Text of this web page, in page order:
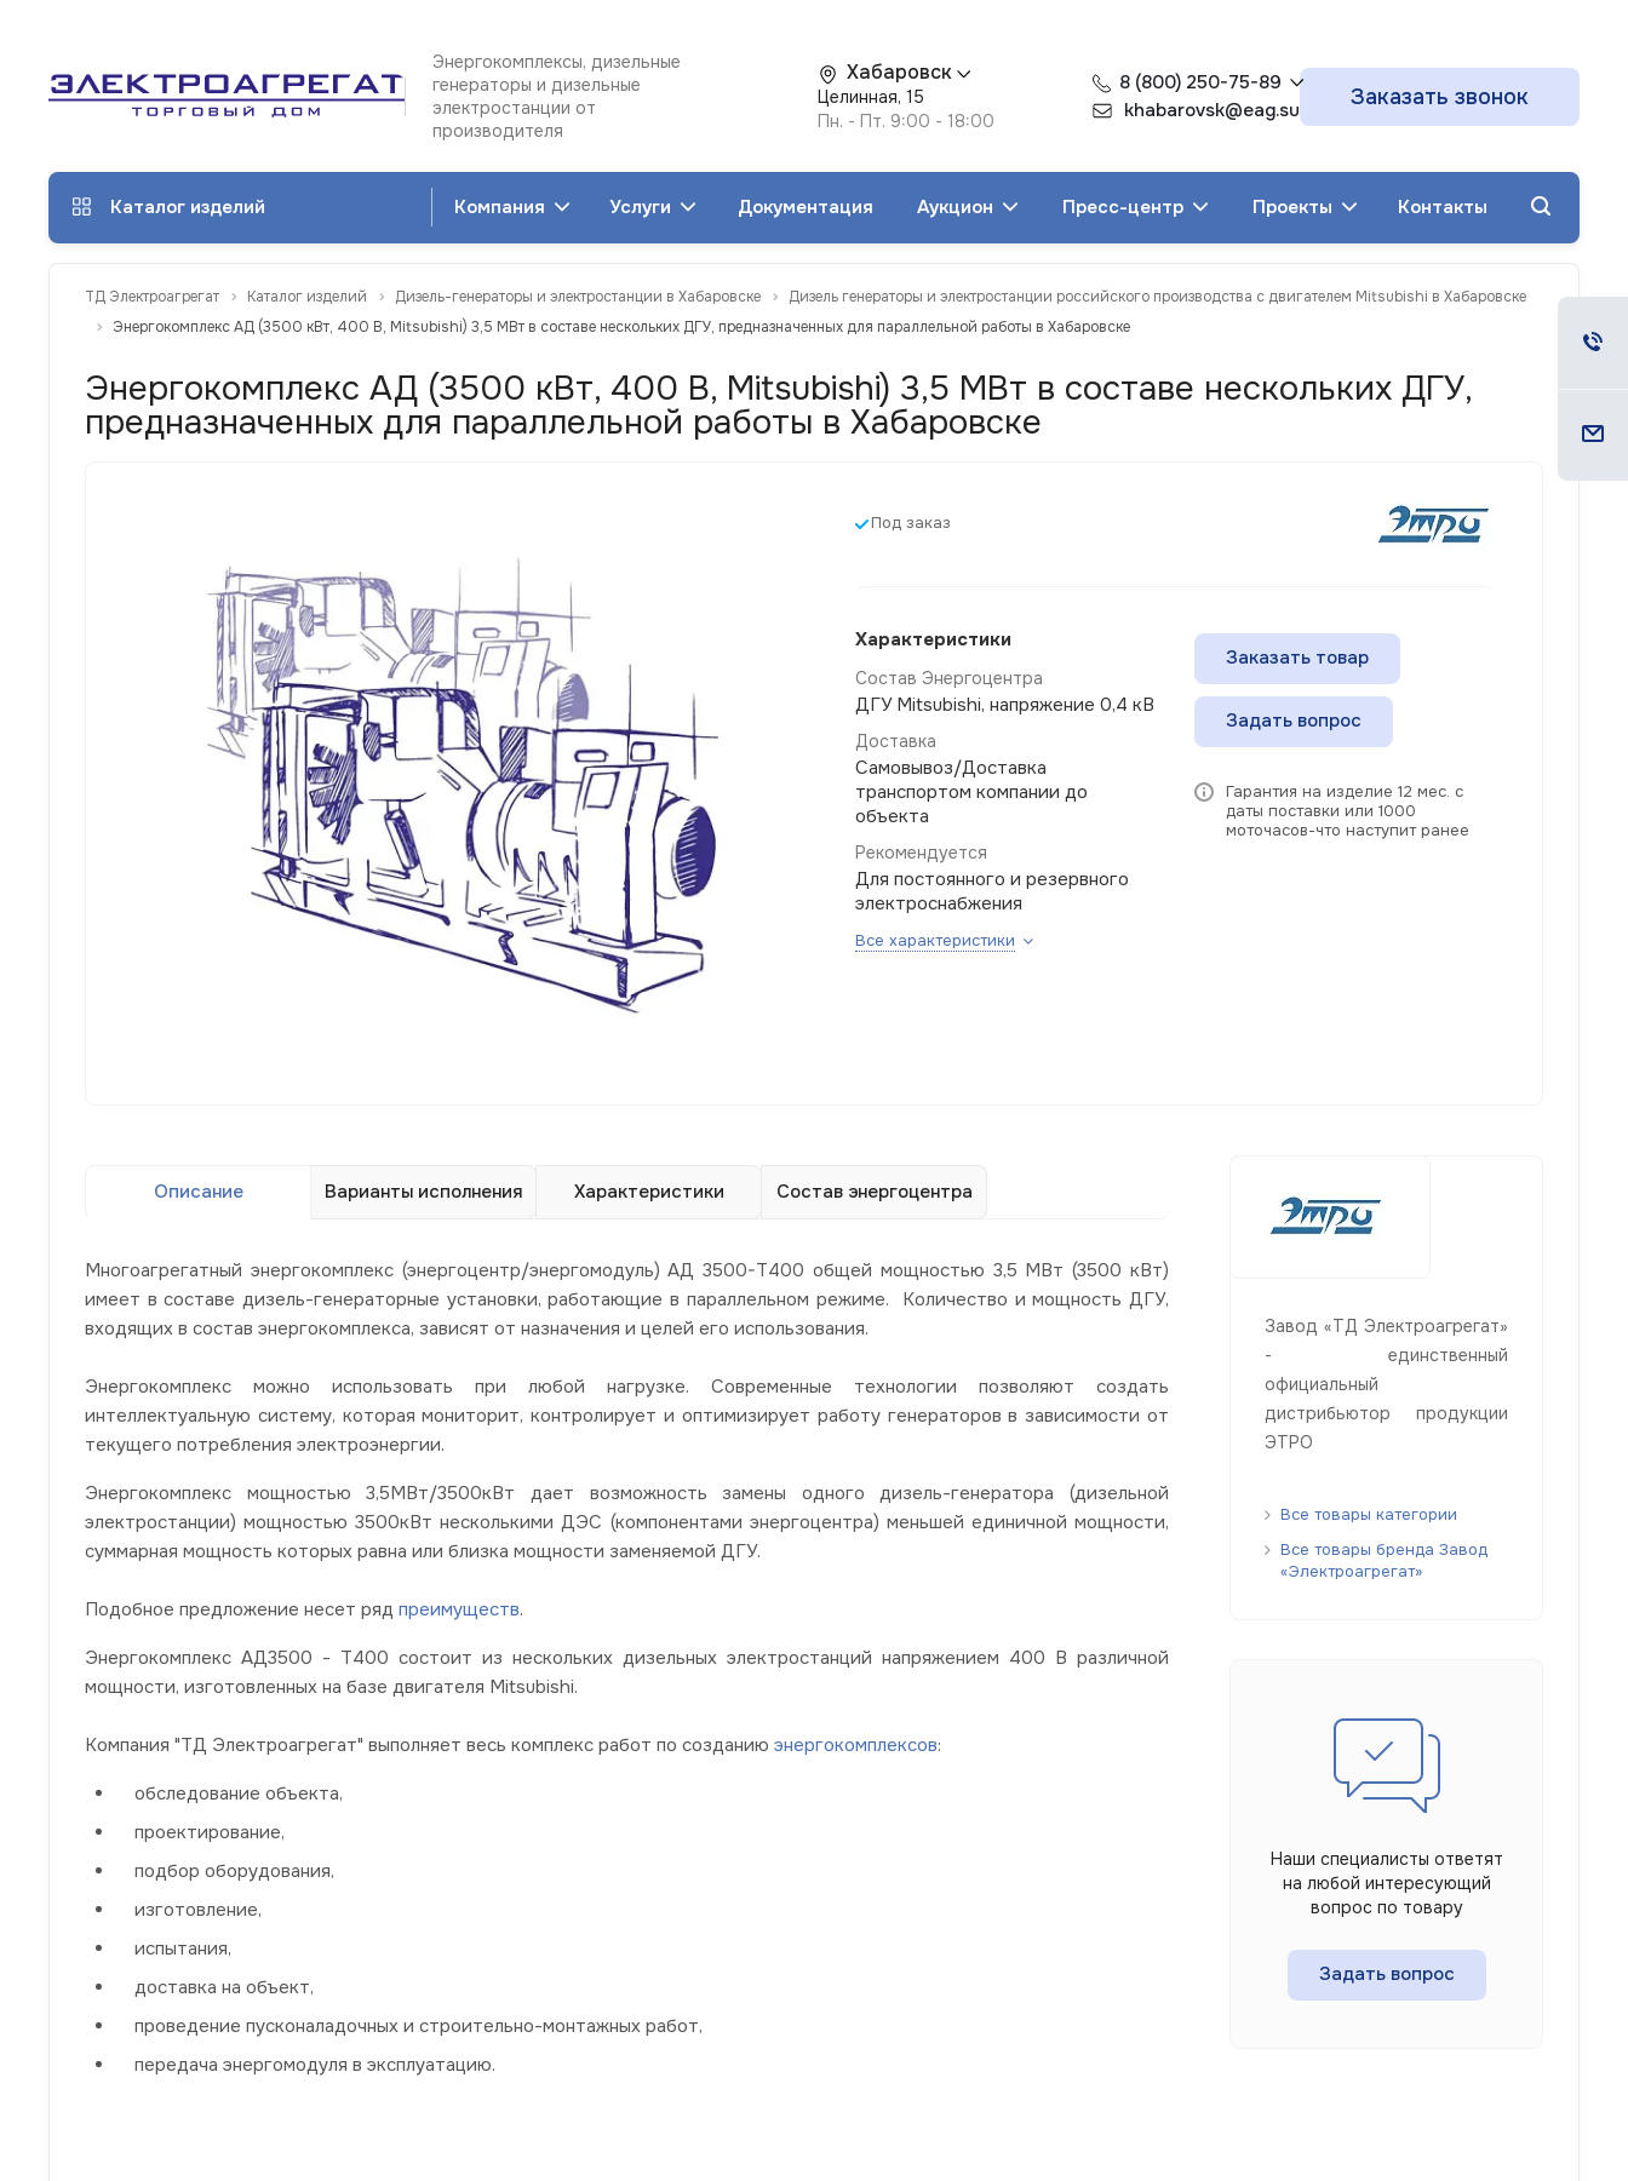
Энергокомплексы, дизельные
генераторы и дизельные
электростанции от
производителя
Хабаровск
Целинная, 15
Пн. - Пт. 9:00 - 18:00
8 (800) 250-75-89
khabarovsk@eag.su
Заказать звонок
Каталог изделий Компания Услуги Документация Аукцион Пресс-центр Проекты Контакты
ТД Электроагрегат Каталог изделий Дизель-генераторы и электростанции в Хабаровске
Дизель генераторы и электростанции российского производства с двигателем Mitsubishi в Хабаровске
Энергокомплекс АД (3500 кВт, 400 В, Mitsubishi) 3,5 МВт в составе нескольких ДГУ, предназначенных для параллельной работы в Хабаровске
Энергокомплекс АД (3500 кВт, 400 В, Mitsubishi) 3,5 МВт в составе нескольких ДГУ,
предназначенных для параллельной работы в Хабаровске
Под заказ
Характеристики
Состав Энергоцентра
ДГУ Mitsubishi, напряжение 0,4 кВ
Доставка
Самовывоз/Доставка
транспортом компании до
объекта
Рекомендуется
Для постоянного и резервного
электроснабжения
Все характеристики
Заказать товар
Задать вопрос
Гарантия на изделие 12 мес. с
даты поставки или 1000
моточасов-что наступит ранее
Описание Варианты исполнения Характеристики Состав энергоцентра
Многоагрегатный энергокомплекс (энергоцентр/энергомодуль) АД 3500-Т400 общей мощностью 3,5 МВт (3500 кВт)
имеет в составе дизель-генераторные установки, работающие в параллельном режиме. Количество и мощность ДГУ,
входящих в состав энергокомплекса, зависят от назначения и целей его использования.
Энергокомплекс можно использовать при любой нагрузке. Современные технологии позволяют создать
интеллектуальную систему, которая мониторит, контролирует и оптимизирует работу генераторов в зависимости от
текущего потребления электроэнергии.
Энергокомплекс мощностью 3,5МВт/3500кВт дает возможность замены одного дизель-генератора (дизельной
электростанции) мощностью 3500кВт несколькими ДЭС (компонентами энергоцентра) меньшей единичной мощности,
суммарная мощность которых равна или близка мощности заменяемой ДГУ.
Подобное предложение несет ряд преимуществ.
Энергокомплекс АД3500 - Т400 состоит из нескольких дизельных электростанций напряжением 400 В различной
мощности, изготовленных на базе двигателя Mitsubishi.
Компания "ТД Электроагрегат" выполняет весь комплекс работ по созданию энергокомплексов:
обследование объекта,
проектирование,
подбор оборудования,
изготовление,
испытания,
доставка на объект,
проведение пусконаладочных и строительно-монтажных работ,
передача энергомодуля в эксплуатацию.
Завод «ТД Электроагрегат»
- единственный
официальный
дистрибьютор продукции
ЭТРО
Все товары категории
Все товары бренда Завод
«Электроагрегат»
Наши специалисты ответят
на любой интересующий
вопрос по товару
Задать вопрос